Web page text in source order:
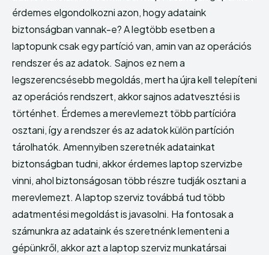
Ingatlan
Belföld
Szolgáltatás
Vállalkozás
Enter the depths of the
EchoVerse.
BELÉPÉS
HOMEPAGE PÉNZÜGY HASZNOS
Ingatlan
Belföld
Szolgáltatás
Vállalkozás
Enter the depths of the
EchoVerse.
BELÉPÉS
HOMEPAGE PÉNZÜGY HASZNOS
érdemes elgondolkozni azon, hogy adataink
biztonságban vannak-e?A legtöbb esetben a
laptopunk csak egy partíció van, amin van az operációs
rendszer és az adatok. Sajnos ez nem a
legszerencsésebb megoldás, mert ha újra kell telepíteni
az operációs rendszert, akkor sajnos adatvesztési is
történhet. Érdemes a merevlemezt több partícióra
osztani, így a rendszer és az adatok külön partíción
tárolhatók. Amennyiben szeretnék adatainkat
biztonságban tudni, akkor érdemes laptop szervizbe
vinni, ahol biztonságosan több részre tudják osztani a
merevlemezt. A laptop szerviz továbbá tud több
adatmentési megoldást is javasolni. Ha fontosak a
számunkra az adataink és szeretnénk lementeni a
gépünkről, akkor azt a laptop szerviz munkatársai